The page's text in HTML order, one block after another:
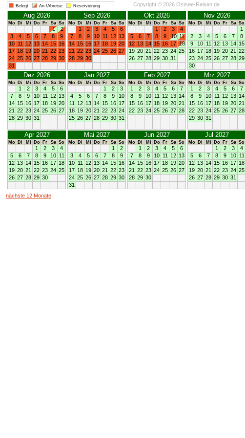
Belegt An-/Abreise Reservierung Copyright © 2026 Ostsee-Reisen.de
Aug 2026
Mo Di Mi Do Fr Sa So
1
2
3
4 5 6 7 8
9
10 11 12 13 14 15 16
17 18 19 20 21 22 23
24 25 26 27 28 29 30
31
Sep 2026
Mo Di Mi Do Fr Sa So
1 2 3 4 5
6
7
8 9 10 11 12 13
14 15 16 17 18 19 20
21 22 23 24 25 26 27
28 29 30
Okt 2026
Mo Di Mi Do Fr Sa So
1 2 3
4
5
6 7 8 9 10 11
12 13 14 15 16 17 18
19 20 21 22 23 24 25
26 27 28 29 30 31
Nov 2026
Mo Di Mi Do Fr Sa So
1
2
3 4 5 6 7
8
9
10 11 12 13 14 15
16 17 18 19 20 21 22
23 24 25 26 27 28 29
30
Dez 2026
Mo Di Mi Do Fr Sa So
1 2 3 4 5
6
7
8 9 10 11 12 13
14 15 16 17 18 19 20
21 22 23 24 25 26 27
28 29 30 31
Jan 2027
Mo Di Mi Do Fr Sa So
1 2
3
4
5 6 7 8 9
10
11
12 13 14 15 16 17
18 19 20 21 22 23 24
25 26 27 28 29 30 31
Feb 2027
Mo Di Mi Do Fr Sa So
1 2 3 4 5 6
7
8
9 10 11 12 13 14
15 16 17 18 19 20 21
22 23 24 25 26 27 28
Mrz 2027
Mo Di Mi Do Fr Sa So
1 2 3 4 5 6
7
8
9 10 11 12 13 14
15 16 17 18 19 20 21
22 23 24 25 26 27 28
29 30 31
Apr 2027
Mo Di Mi Do Fr Sa So
1 2 3
4
5
6 7 8 9 10 11
12 13 14 15 16 17 18
19 20 21 22 23 24 25
26 27 28 29 30
Mai 2027
Mo Di Mi Do Fr Sa So
1
2
3
4 5 6 7 8
9
10 11 12 13 14 15 16
17 18 19 20 21 22 23
24 25 26 27 28 29 30
31
Jun 2027
Mo Di Mi Do Fr Sa So
1 2 3 4 5
6
7
8 9 10 11 12 13
14 15 16 17 18 19 20
21 22 23 24 25 26 27
28 29 30
Jul 2027
Mo Di Mi Do Fr Sa So
1 2 3
4
5
6 7 8 9 10 11
12 13 14 15 16 17 18
19 20 21 22 23 24 25
26 27 28 29 30 31
nächste 12 Monate